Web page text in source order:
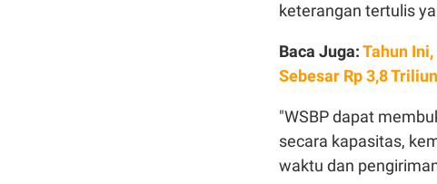
keterangan tertulis
Baca Juga:Tahun
Sebesar Rp 3,8 Triliun
"WSBP dapat
secara kapasitas,
waktu dan